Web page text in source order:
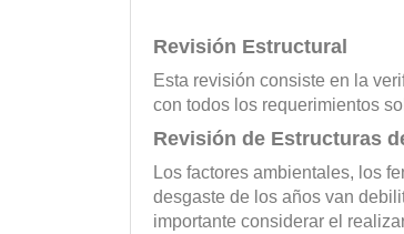
Revisión Estructural
Esta revisión consiste en la
con todos los requerimientos
Revisión de Estructuras
Los factores ambientales, los
desgaste de los años van
importante considerar el